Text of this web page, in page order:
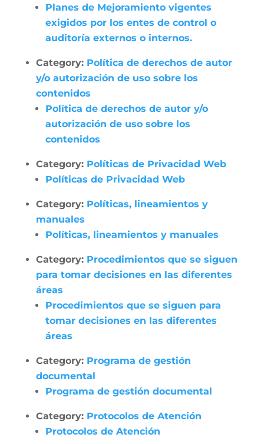
Planes de Mejoramiento vigentes
exigidos por los entes de control o
auditoría externos o internos.
Category: Política de derechos de autor
y/o autorización de uso sobre los
contenidos
Política de derechos de autor y/o
autorización de uso sobre los
contenidos
Category: Políticas de Privacidad Web
Políticas de Privacidad Web
Category: Políticas, lineamientos y
manuales
Políticas, lineamientos y manuales
Category: Procedimientos que se siguen
para tomar decisiones en las diferentes
áreas
Procedimientos que se siguen para
tomar decisiones en las diferentes
áreas
Category: Programa de gestión
documental
Programa de gestión documental
Category: Protocolos de Atención
Protocolos de Atención